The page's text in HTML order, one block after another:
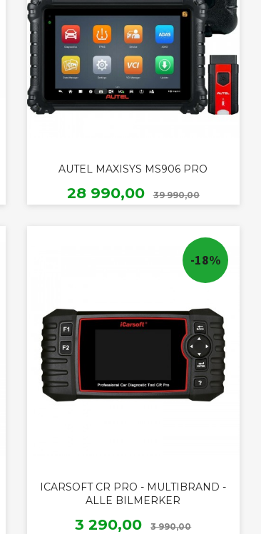
AUTEL MAXISYS MS906 PRO
Tilbud
28 990,00 39 990,00Rabatt
ICARSOFT CR PRO - MULTIBRAND -
ALLE BILMERKER
Tilbud
3 290,00 3 990,00Rabatt
-18%